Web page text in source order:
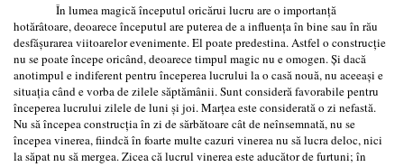
În lumea magică începutul oricărui lucru are o importanță
hotărâtoare, deoarece începutul are puterea de a influența în bine sau în rău
desfășurarea viitoarelor evenimente. El poate predestina. Astfel o construcție
nu se poate începe oricând, deoarece timpul magic nu e omogen. Și dacă
anotimpul e indiferent pentru începerea lucrului la o casă nouă, nu aceeași e
situația când e vorba de zilele săptămânii. Sunt consideră favorabile pentru
începerea lucrului zilele de luni și joi. Marțea este considerată o zi nefastă.
Nu să începea construcția în zi de sărbătoare cât de neînsemnată, nu se
începea vinerea, fiindcă în foarte multe cazuri vinerea nu să lucra deloc, nici
la săpat nu să mergea. Zicea că lucrul vinerea este aducător de furtuni; în